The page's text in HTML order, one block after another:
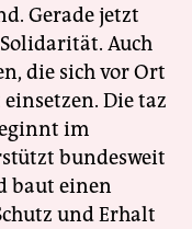
Gerade jetzt
Auch
die sich vor Ort
Die taz
im
bundesweit
baut einen
und Erhalt